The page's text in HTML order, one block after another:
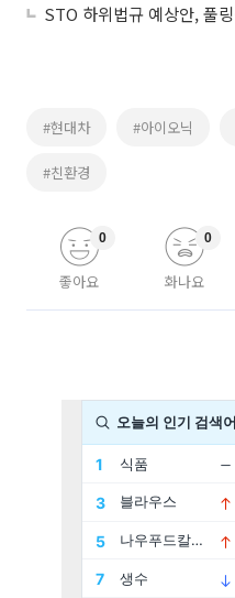
#현대차 #아이오닉
#친환경
좋아요
0
화나요
0